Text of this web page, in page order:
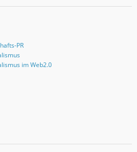
PR
im Web2.0